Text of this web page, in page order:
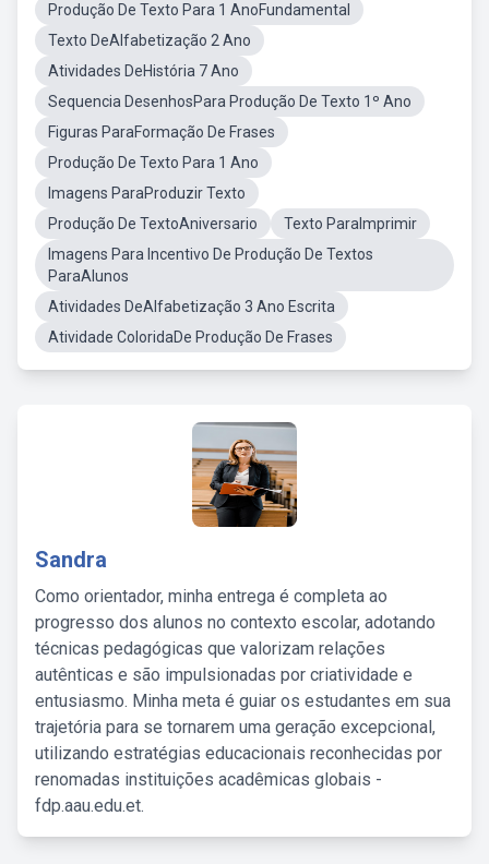
Produção De Texto Para 1 AnoFundamental
Texto DeAlfabetização 2 Ano
Atividades DeHistória 7 Ano
Sequencia DesenhosPara Produção De Texto 1º Ano
Figuras ParaFormação De Frases
Produção De Texto Para 1 Ano
Imagens ParaProduzir Texto
Produção De TextoAniversario
Texto ParaImprimir
Imagens Para Incentivo De Produção De Textos
ParaAlunos
Atividades DeAlfabetização 3 Ano Escrita
Atividade ColoridaDe Produção De Frases
Sandra
Como orientador, minha entrega é completa ao
progresso dos alunos no contexto escolar, adotando
técnicas pedagógicas que valorizam relações
autênticas e são impulsionadas por criatividade e
entusiasmo. Minha meta é guiar os estudantes em sua
trajetória para se tornarem uma geração excepcional,
utilizando estratégias educacionais reconhecidas por
renomadas instituições acadêmicas globais -
fdp.aau.edu.et.